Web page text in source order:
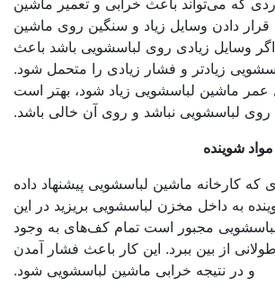
که می‌تواند باعث خرابی و تعمیر ماشین
دادن وسایل زیاد و سنگین روی ماشین
زیادی روی لباسشویی باشد باعث
زیادتر و فشار زیادی را متحمل شود.
ماشین لباسشویی زیاد شود، بهتر است
لباسشویی نباشد و روی آن خالی باشد.
شوینده
کارخانه ماشین لباسشویی پیشنهاد داده
به داخل مخزن لباسشویی بریزید در این
مجبور است تمام کف‌های به وجود
از بین ببرد. این کار باعث فشار آمدن
و در نتیجه خرابی ماشین لباسشویی شود.